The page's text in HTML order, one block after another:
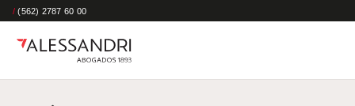
/ (562) 2787 60 00